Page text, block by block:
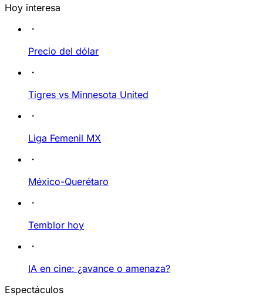
Hoy interesa
Precio del dólar
Tigres vs Minnesota United
Liga Femenil MX
México-Querétaro
Temblor hoy
IA en cine: ¿avance o amenaza?
Espectáculos